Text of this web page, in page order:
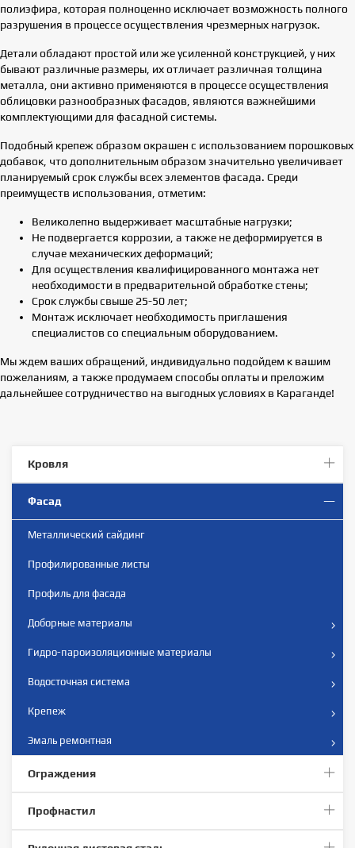
Кровля
Фасад
Металлический сайдинг
Профилированныe листы
Профиль для фасада
Доборные материалы
Гидро-пароизоляционные материалы
Водосточная система
Крепеж
Эмаль ремонтная
Ограждения
Профнастил
полиэфира, которая полноценно исключает возможность полного
разрушения в процессе осуществления чрезмерных нагрузок.
Детали обладают простой или же усиленной конструкцией, у них
бывают различные размеры, их отличает различная толщина
металла, они активно применяются в процессе осуществления
облицовки разнообразных фасадов, являются важнейшими
комплектующими для фасадной системы.
Подобный крепеж образом окрашен с использованием порошковых
добавок, что дополнительным образом значительно увеличивает
планируемый срок службы всех элементов фасада. Среди
преимуществ использования, отметим:
Великолепно выдерживает масштабные нагрузки;
Не подвергается коррозии, а также не деформируется в
случае механических деформаций;
Для осуществления квалифицированного монтажа нет
необходимости в предварительной обработке стены;
Срок службы свыше 25-50 лет;
Монтаж исключает необходимость приглашения
специалистов со специальным оборудованием.
Мы ждем ваших обращений, индивидуально подойдем к вашим
пожеланиям, а также продумаем способы оплаты и преложим
дальнейшее сотрудничество на выгодных условиях в Караганде!